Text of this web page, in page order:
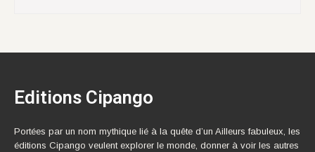
Editions Cipango
Portées par un nom mythique lié à la quête d’un Ailleurs fabuleux, les
éditions Cipango veulent explorer le monde, donner à voir les autres